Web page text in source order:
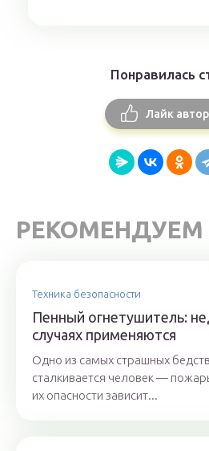
Понравилась
Лайк
РЕКОМЕНДУЕМ
Техника безопасности
Пенный огнетушитель:
случаях применяются
Одно из самых страшных
сталкивается человек —
их опасности зависит...